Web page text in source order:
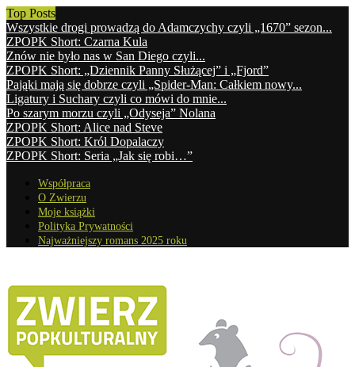
Top Posts
Wszystkie drogi prowadzą do Adamczychy czyli „1670” sezon...
ZPOPK Short: Czarna Kula
Znów nie było nas w San Diego czyli...
ZPOPK Short: „Dziennik Panny Służącej” i „Fjord”
Pająki mają się dobrze czyli „Spider-Man: Całkiem nowy...
Ligatury i Suchary czyli co mówi do mnie...
Po szarym morzu czyli „Odyseja” Nolana
ZPOPK Short: Alice nad Steve
ZPOPK Short: Król Dopalaczy
ZPOPK Short: Seria „Jak się robi…”
Współpraca
O Zwierzu
Moje książki
Polityka Prywatności
Najważniejszy romans 2025 roku